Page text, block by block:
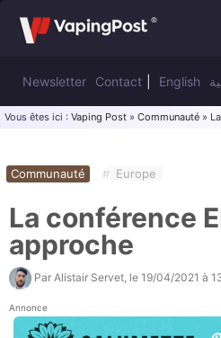
Newsletter Contact English
Vous êtes ici : Vaping Post » Communauté »
Communauté # Europe
La conférence
approche
Par Alistair Servet , le 19/04/2021 à
Annonce